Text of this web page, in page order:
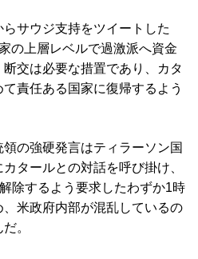
サウジ支持をツイートした
の上層レベルで過激派へ資金
交は必要な措置であり、カタ
責任ある国家に復帰するよう
の強硬発言はティラーソン国
タールとの対話を呼び掛け、
除するよう要求したわずか1時
米政府内部が混乱しているの
。